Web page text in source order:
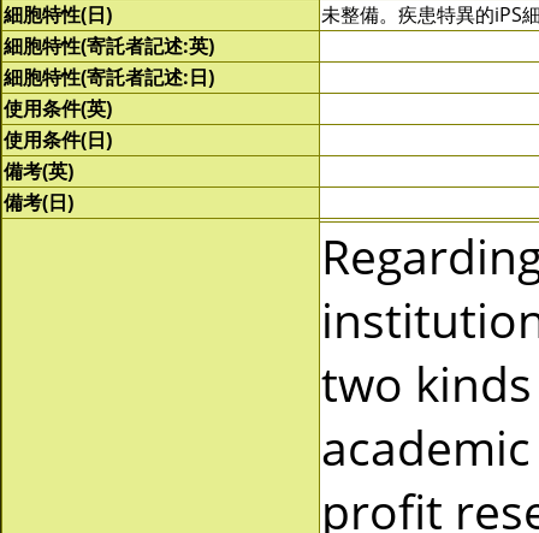
細胞特性(日)
未整備。疾患特異的iPS
細胞特性(寄託者記述:英)
細胞特性(寄託者記述:日)
使用条件(英)
使用条件(日)
備考(英)
備考(日)
two
profit